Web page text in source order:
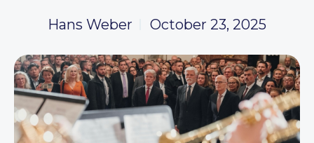
Hans Weber October 23, 2025